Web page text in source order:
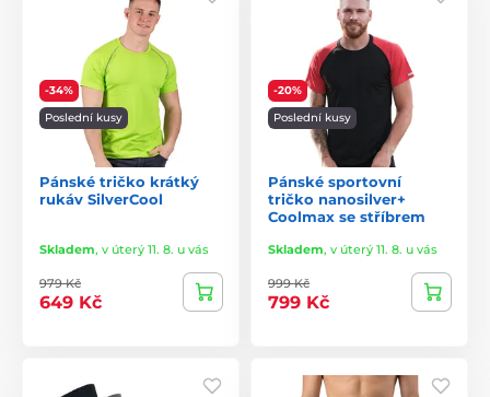
-34%
Poslední kusy
Pánské tričko krátký
rukáv SilverCool
Skladem, v úterý 11. 8. u vás
979 Kč
649 Kč
-20%
Poslední kusy
Pánské sportovní
tričko nanosilver+
Coolmax se stříbrem
Skladem, v úterý 11. 8. u vás
999 Kč
799 Kč